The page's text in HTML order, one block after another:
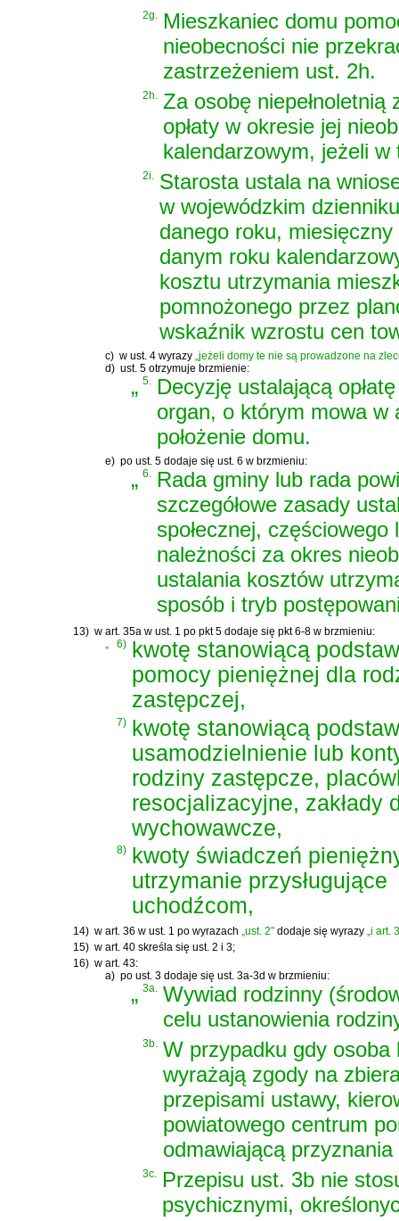
2g.
Mieszkaniec domu
nieobecności nie
zastrzeżeniem ust. 2h.
2h.
Za osobę
opłaty w okresie jej
kalendarzowym, jeżeli
2i.
Starosta ustala na
w wojewódzkim
danego roku,
danym roku
kosztu utrzymania
pomnożonego przez
wskaźnik wzrostu cen
c) w ust. 4 wyrazy „jeżeli domy te nie są prowadzone na
d) ust. 5 otrzymuje brzmienie:
„5.
Decyzję ustalającą
organ, o którym mowa w
położenie domu.
e) po ust. 5 dodaje się ust. 6 w brzmieniu:
„6.
Rada gminy lub rada
szczegółowe zasady
społecznej,
należności za okres
ustalania kosztów
sposób i tryb
13) w art. 35a w ust. 1 po pkt 5 dodaje się pkt 6-8 w brzmieniu:
„
6)
kwotę stanowiącą
pomocy pieniężnej dla
zastępczej,
7) kwotę stanowiącą
usamodzielnienie lub
rodziny zastępcze,
resocjalizacyjne, zakłady
wychowawcze,
8)
kwoty świadczeń
utrzymanie przysługujące
uchodźcom,
14) w art. 36 w ust. 1 po wyrazach „ust. 2” dodaje się wyrazy „i art.
15) w art. 40 skreśla się ust. 2 i 3;
16) w art. 43:
a) po ust. 3 dodaje się ust. 3a-3d w brzmieniu:
„3a.
Wywiad rodzinny
celu ustanowienia
3b.
W przypadku gdy osoba
wyrażają zgody na
przepisami ustawy,
powiatowego centrum
odmawiającą przyznania
3c.
Przepisu ust. 3b nie
psychicznymi,